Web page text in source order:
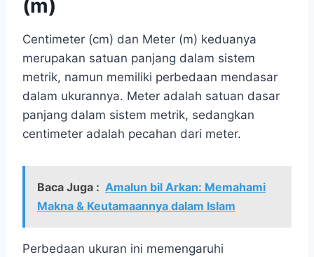
(m)
Centimeter (cm) dan Meter (m) keduanya
merupakan satuan panjang dalam sistem
metrik, namun memiliki perbedaan mendasar
dalam ukurannya. Meter adalah satuan dasar
panjang dalam sistem metrik, sedangkan
centimeter adalah pecahan dari meter.
Baca Juga : Amalun bil Arkan: Memahami
Makna & Keutamaannya dalam Islam
Perbedaan ukuran ini memengaruhi